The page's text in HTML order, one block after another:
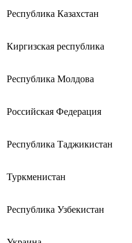
Республика Казахстан
Киргизская республика
Республика Молдова
Российская Федерация
Республика Таджикистан
Туркменистан
Республика Узбекистан